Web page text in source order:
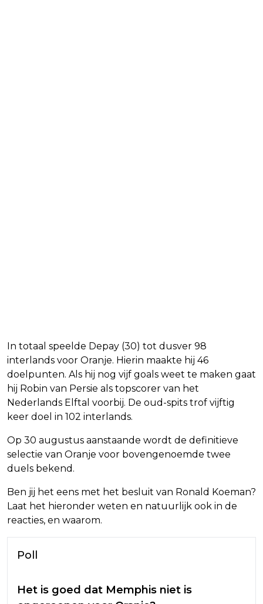
In totaal speelde Depay (30) tot dusver 98
interlands voor Oranje. Hierin maakte hij 46
doelpunten. Als hij nog vijf goals weet te maken gaat
hij Robin van Persie als topscorer van het
Nederlands Elftal voorbij. De oud-spits trof vijftig
keer doel in 102 interlands.
Op 30 augustus aanstaande wordt de definitieve
selectie van Oranje voor bovengenoemde twee
duels bekend.
Ben jij het eens met het besluit van Ronald Koeman?
Laat het hieronder weten en natuurlijk ook in de
reacties, en waarom.
Poll
Het is goed dat Memphis niet is